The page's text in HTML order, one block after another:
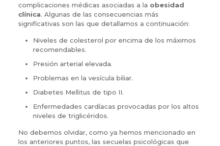
complicaciones médicas asociadas a la obesidad
clínica. Algunas de las consecuencias más
significativas son las que detallamos a continuación:
Niveles de colesterol por encima de los máximos
recomendables.
Presión arterial elevada.
Problemas en la vesícula biliar.
Diabetes Mellitus de tipo II.
Enfermedades cardíacas provocadas por los altos
niveles de triglicéridos.
No debemos olvidar, como ya hemos mencionado en
los anteriores puntos, las secuelas psicológicas que